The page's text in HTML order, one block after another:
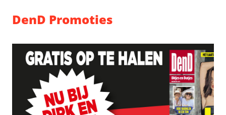
DenD Promoties